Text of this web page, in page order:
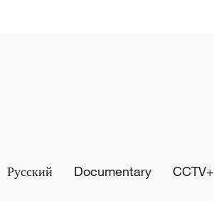
Русский Documentary CCTV+